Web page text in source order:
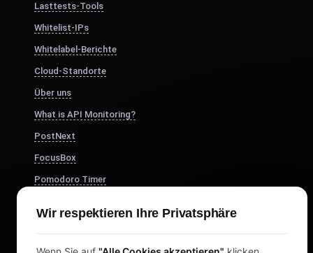
Lasttests-Tools
Whitelist-IPs
Whitelabel-Berichte
Cloud-Standorte
Über uns
What is API Monitoring?
PostNext
FocusBox
Pomodoro Timer
DesignerBox
Wir respektieren Ihre Privatsphäre